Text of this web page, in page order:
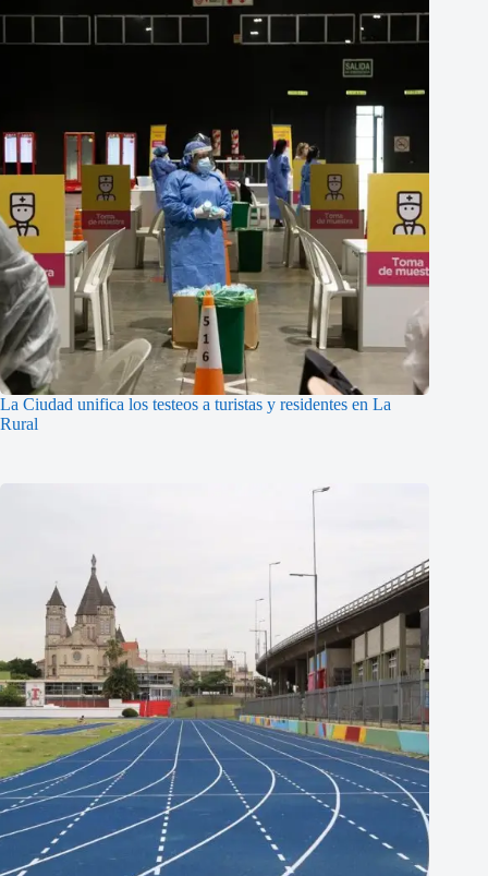
La Ciudad unifica los testeos a turistas y residentes en La
Rural